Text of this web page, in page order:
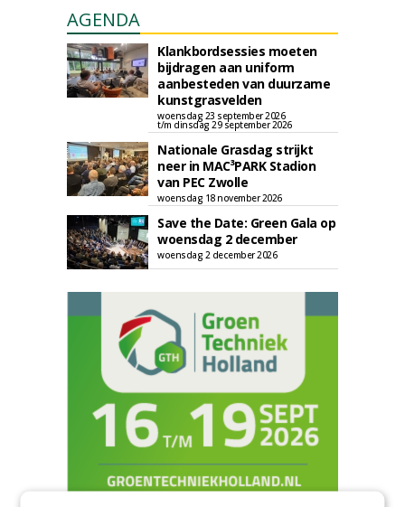
AGENDA
Klankbordsessies moeten
bijdragen aan uniform
aanbesteden van duurzame
kunstgrasvelden
woensdag 23 september 2026
t/m dinsdag 29 september 2026
Nationale Grasdag strijkt
neer in MAC³PARK Stadion
van PEC Zwolle
woensdag 18 november 2026
Save the Date: Green Gala op
woensdag 2 december
woensdag 2 december 2026